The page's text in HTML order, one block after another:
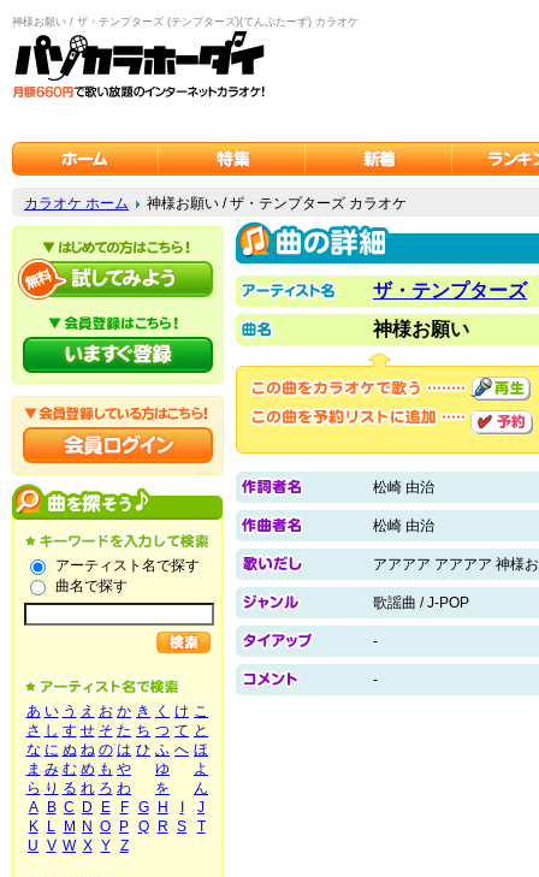
神様お願い / ザ・テンプターズ (テンプターズ)(てんぷたーず) カラオケ
カラオケ ホーム 神様お願い / ザ・テンプターズ カラオケ
アーティスト名で探す
曲名で探す
あ い う え お か き く け こ
さ し す せ そ た ち つ て と
な に ぬ ね の は ひ ふ へ ほ
ま み む め も や ゆ
よ
ら り る れ ろ わ を
ん
A
B C D E F G H
J
K
L M N O P Q R S
T
U V W X Y Z
ザ・テンプターズ
神様お願い
松崎 由治
松崎 由治
アアアア アアアア 神様
歌謡曲 / J-POP
-
-